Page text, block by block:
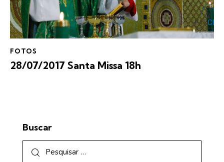
FOTOS
28/07/2017 Santa Missa 18h
Buscar